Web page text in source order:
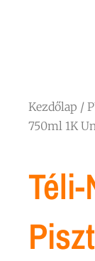
Kezdőlap /
750ml 1K